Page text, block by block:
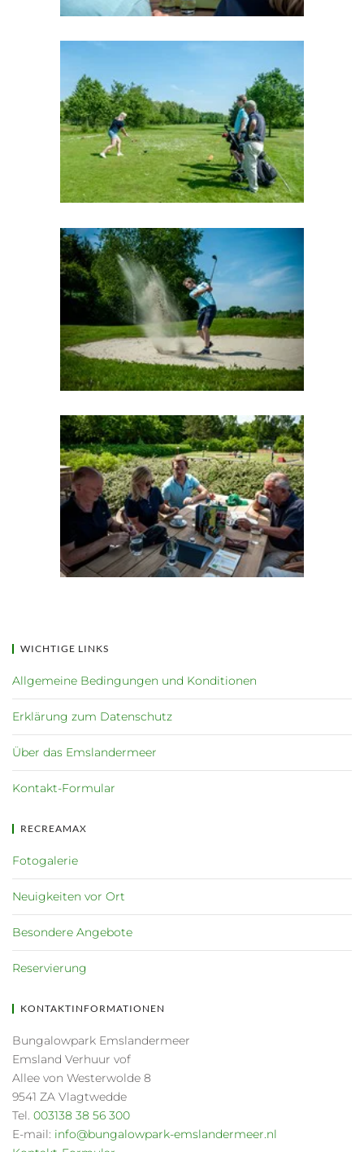
WICHTIGE LINKS
Allgemeine Bedingungen und Konditionen
Erklärung zum Datenschutz
Über das Emslandermeer
Kontakt-Formular
RECREAMAX
Fotogalerie
Neuigkeiten vor Ort
Besondere Angebote
Reservierung
KONTAKTINFORMATIONEN
Bungalowpark Emslandermeer
Emsland Verhuur vof
Allee von Westerwolde 8
9541 ZA Vlagtwedde
Tel. 003138 38 56 300
E-mail: info@bungalowpark-emslandermeer.nl